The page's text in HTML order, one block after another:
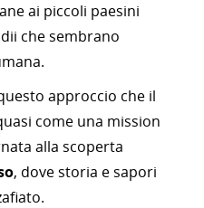
ai piccoli paesini
che sembrano
approccio che il
come una mission
alla scoperta
, dove storia e sapori